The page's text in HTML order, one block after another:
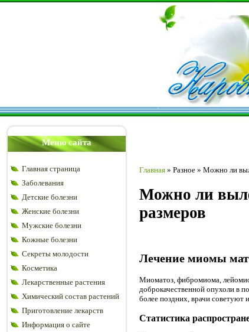
Меню сайта
Главная страница
Заболевания
Детские болезни
Женские болезни
Мужские болезни
Кожные болезни
Секреты молодости
Косметика
Лекарственные растения
Химический состав растений
Приготовление лекарств
Информация о сайте
Главная » Разное » Можно ли
Можно ли
размеров
Лечение миомы
Миоматоз, фибромиома,
доброкачественной опухоли в
более поздних, врачи советуют
Статистика